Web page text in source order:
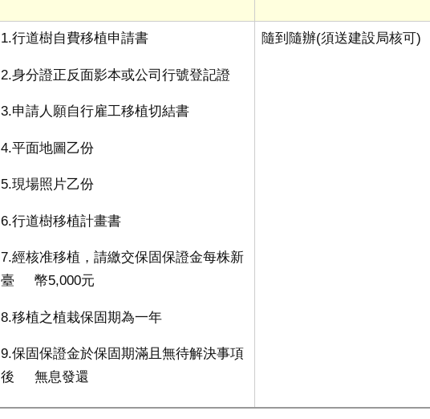
1.行道樹自費移植申請書
2.身分證正反面影本或公司行號登記證
3.申請人願自行雇工移植切結書
4.平面地圖乙份
5.現場照片乙份
6.行道樹移植計畫書
7.經核准移植，請繳交保固保證金每株新
臺
幣5,000元
8.移植之植栽保固期為一年
9.保固保證金於保固期滿且無待解決事項
後
無息發還
隨到隨辦(須送建設局核可)